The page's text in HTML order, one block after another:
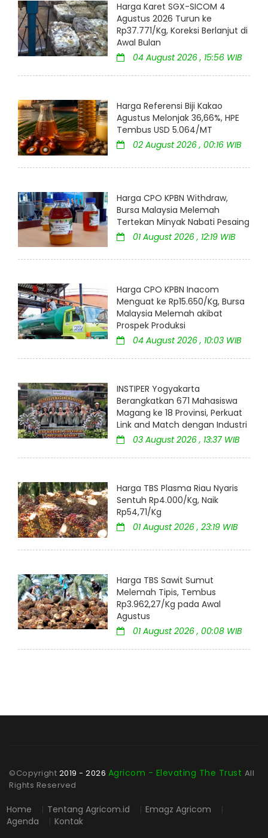
Harga Karet SGX-SICOM 4
Agustus 2026 Turun ke
Rp37.771/Kg, Koreksi Berlanjut di
Awal Bulan
04 August 2026 , 15:56 WIB
Harga Referensi Biji Kakao
Agustus Melonjak 36,66%, HPE
Tembus USD 5.064/MT
02 August 2026 , 00:16 WIB
Harga CPO KPBN Withdraw,
Bursa Malaysia Melemah
Tertekan Minyak Nabati Pesaing
01 August 2026 , 12:19 WIB
Harga CPO KPBN Inacom
Menguat ke Rp15.650/Kg, Bursa
Malaysia Melemah akibat
Prospek Produksi
04 August 2026 , 10:03 WIB
INSTIPER Yogyakarta
Berangkatkan 671 Mahasiswa
Magang ke 18 Provinsi, Perkuat
Link and Match dengan Industri
03 August 2026 , 13:37 WIB
Harga TBS Plasma Riau Nyaris
Sentuh Rp4.000/Kg, Naik
Rp54,71/Kg
01 August 2026 , 23:19 WIB
Harga TBS Sawit Sumut
Melemah Tipis, Tembus
Rp3.962,27/Kg pada Awal
Agustus
01 August 2026 , 00:08 WIB
©Copyright 2019 - 2026 Agricom - Elevating The Trust All
Rights Reserved
Home | Tentang Agricom.id | Emagz Agricom |
Agenda
| Kontak